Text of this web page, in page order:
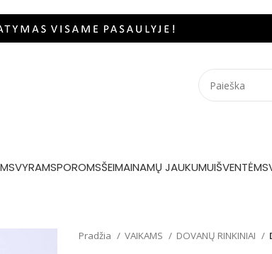
VYRAMSPOROMSŠEIMAINAMŲ JAUKUMUIŠVENTĖMS
Pradžia VAIKAMS DOVANŲ RINKINIAI